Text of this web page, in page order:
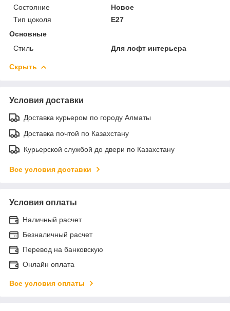
Состояние
Новое
Тип цоколя
E27
Основные
Стиль
Для лофт интерьера
Скрыть
Условия доставки
Доставка курьером по городу Алматы
Доставка почтой по Казахстану
Курьерской службой до двери по Казахстану
Все условия доставки
Условия оплаты
Наличный расчет
Безналичный расчет
Перевод на банковскую
Онлайн оплата
Все условия оплаты